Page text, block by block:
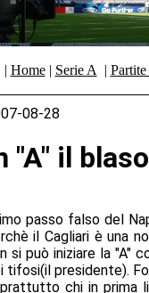
| Home| Serie A |
08-28
"A" il
passo falso del
il Cagliari è una
si può iniziare la "A"
tifosi(il presidente).
chi in prima